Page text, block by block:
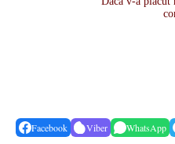
Facebook Viber WhatsApp